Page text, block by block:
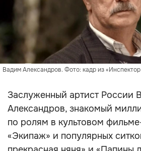
Вадим Александров. Фото: кадр из
Заслуженный артист России
Александров, знакомый
по ролям в культовом
«Экипаж» и популярных